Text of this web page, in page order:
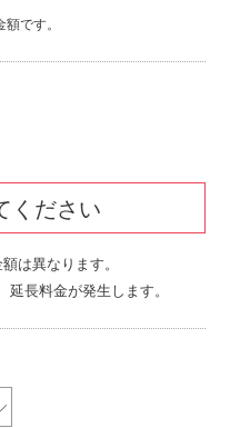
です。
ください
は異なります。
長料金が発生します。